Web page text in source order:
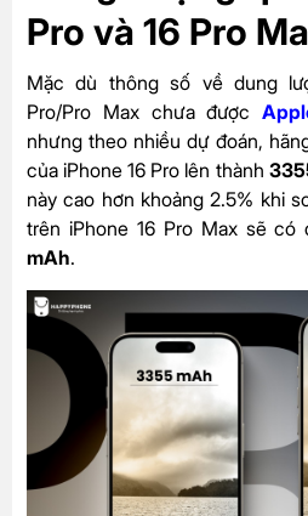
Pro và 16 Pro
Mặc dù thông số về dung
Pro/Pro Max chưa được
nhưng theo nhiều dự đoán,
của iPhone 16 Pro lên thành
này cao hơn khoảng 2.5% khi
trên iPhone 16 Pro Max sẽ có
mAh.